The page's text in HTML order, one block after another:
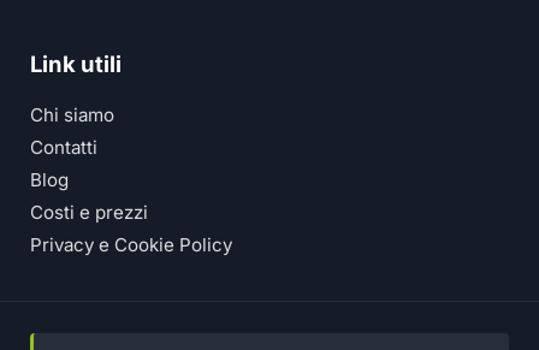
Link utili
Chi siamo
Contatti
Blog
Costi e prezzi
Privacy e Cookie Policy